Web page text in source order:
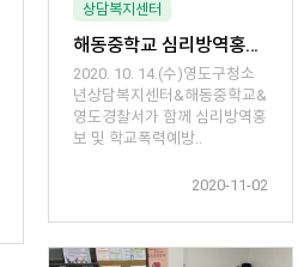
상담복지센터
해동중학교 심리방역홍보 및 학교폭력예방캠페인 아웃리치
2020. 10. 14.(수)영도구청소
년상담복지센터&해동중학교&
영도경찰서가 함께 심리방역홍
보 및 학교폭력예방..
2020-11-02